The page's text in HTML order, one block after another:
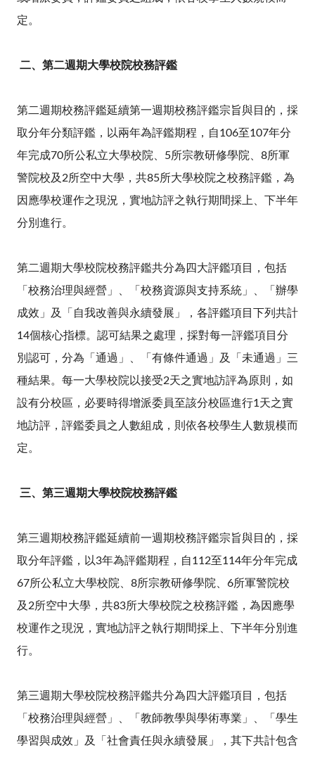
定。
二、第二週期大學校院校務評鑑
第二週期校務評鑑延續第一週期校務評鑑宗旨與目的，採
取分年分類評鑑，以兩年為評鑑期程，自106至107年分
年完成70所公私立大學校院、5所宗教研修學院、8所軍
警院校及2所空中大學，共85所大學校院之校務評鑑，為
因應學校運作之現況，實地訪評之執行期間採上、下半年
分別進行。
第二週期大學校院校務評鑑共分為四大評鑑項目，包括
「校務治理與經營」、「校務資源與支持系統」、「辦學
成效」及「自我改善與永續發展」，各評鑑項目下列共計
14個核心指標。認可結果之處理，採對每一評鑑項目分
別認可，分為「通過」、「有條件通過」及「未通過」三
種結果。每一大學校院以接受2天之實地訪評為原則，如
設有分校區，必要時得增派委員至該分校區進行1天之實
地訪評，評鑑委員之人數組成，則依各校學生人數規模而
定。
三、第三週期大學校院校務評鑑
第三週期校務評鑑延續前一週期校務評鑑宗旨與目的，採
取分年評鑑，以3年為評鑑期程，自112至114年分年完成
67所公私立大學校院、8所宗教研修學院、6所軍警院校
及2所空中大學，共83所大學校院之校務評鑑，為因應學
校運作之現況，實地訪評之執行期間採上、下半年分別進
行。
第三週期大學校院校務評鑑共分為四大評鑑項目，包括
「校務治理與經營」、「教師教學與學術專業」、「學生
學習與成效」及「社會責任與永續發展」，其下共計包含